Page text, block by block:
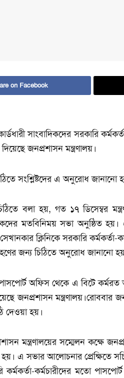
on Facebook
সাংবাদিকদের সরকারি
জনপ্রশাসন মন্ত্রণালয়।
সংশ্লিষ্টদের এ অনুরোধ জানানো
বলা হয়, গত ১৭ ডিসেম্বর
মতবিনিময় সভা অনুষ্ঠিত
ক্লিনিকে সরকারি কর্মকর্তা-
জন্য চিঠিতে অনুরোধ জানানো
অফিস থেকে এ বিটে কর্মরত
জনপ্রশাসন মন্ত্রণালয়।রোববার
দেওয়া হয়।
মন্ত্রণালয়ের সম্মেলন কক্ষে
এ সভার আলোচনার প্রেক্ষিতে
কর্মচারীদের মতো